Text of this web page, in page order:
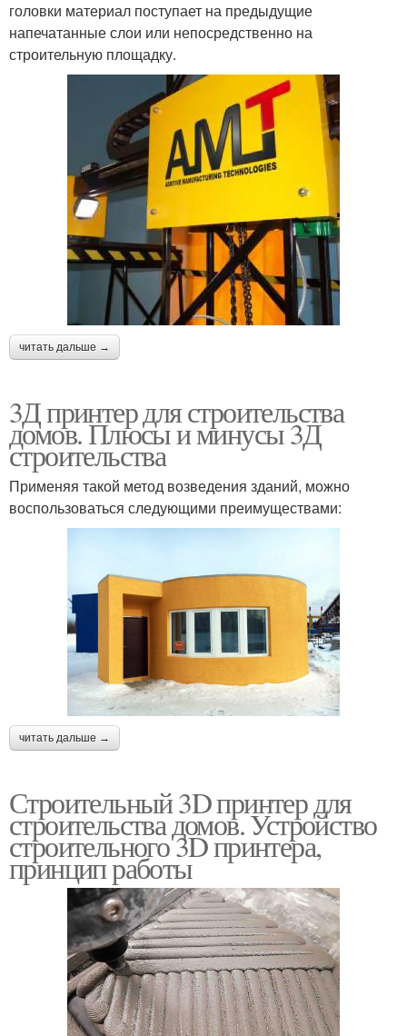
головки материал поступает на предыдущие
напечатанные слои или непосредственно на
строительную площадку.
читать дальше →
3Д принтер для строительства
домов. Плюсы и минусы 3Д
строительства
Применяя такой метод возведения зданий, можно
воспользоваться следующими преимуществами:
читать дальше →
Строительный 3D принтер для
строительства домов. Устройство
строительного 3D принтера,
принцип работы